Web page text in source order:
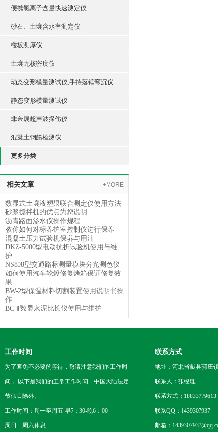
便携氯离子含量快速测定仪
砂石、土壤含水率测定仪
楼板测厚仪
土壤无核密度仪
动态变形模量测试仪,手持落锤弯沉仪
静态变形模量测试仪
非金属超声波探伤仪
混凝土钢筋检测仪
更多分类
相关文章 +MORE
数显式土壤液塑限联合测定仪使用方法
砂浆搅拌机的优点为您说明
沥青路面渗水仪操作规程
教你如何对标养护室控制仪进行保养
混凝土压力试验机保养与用油
DKZ-5000型电动抗折试验机使用与维
护
NS808型交通路标测量模块分光测色仪
如何使用汽车轮毂修复烤箱保证修复效
果
BW-2型保温材料切割装置使用说明书操
作
BC-Ⅱ数显水泥比长仪使用与维护
工作时间
为了避免不必要的等待，敬请注意我们的工作时
间 。以下是我们的正常工作时间，中国大陆法定
节假日除外。
工作时间：周一至周五 早7：30-晚6：00
周日、周六休息
联系方式
地址：河北省献县郭庄
联系人：张经理
联系方式：18833779613
联系QQ：1439307937
邮箱：